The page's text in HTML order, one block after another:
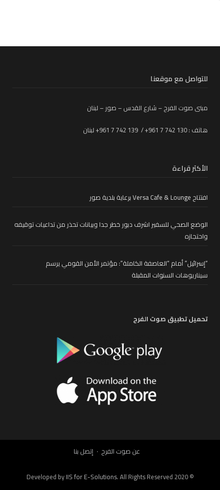
للتواصل مع موقعنا
مبنى صوت الفرح – شارع القدس – صور – لبنان
هاتف : 130 742 7 961+ / 139 742 7 961+ لبنان
الأكثر قراءة
افتتاح Versa Cafe & Lounge برعاية بلدية صور
الوضع الصحي للسفير اشرف دبور خطر جدا وبيانات تحذر من تداعيات توقيفه
واحتجازه
“إسرائيل” أمام “العاصفة الكاملة”: مؤتمر الأمن القومي يرسم
سيناريوهات السنوات المقبلة
تحميل تطبيق صوت الفرح
عن صوت الفرح إتصل بنا
© Developed by
IIS for E-Solutions. All Rights Reserved 2020